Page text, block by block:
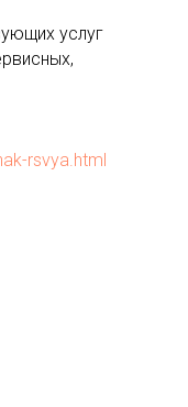
услуг
rsvya.html